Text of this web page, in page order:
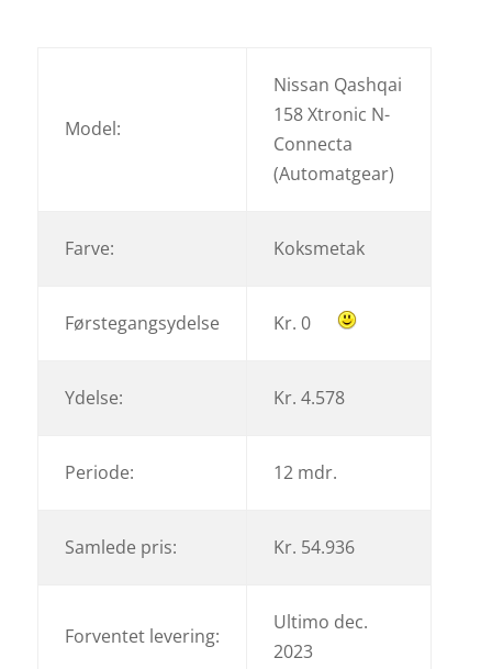
Model:
Nissan Qashqai
158 Xtronic N-
Connecta
(Automatgear)
Farve: Koksmetak
Førstegangsydelse Kr. 0
Ydelse: Kr. 4.578
Periode: 12 mdr.
Samlede pris: Kr. 54.936
Forventet levering:
Ultimo dec.
2023